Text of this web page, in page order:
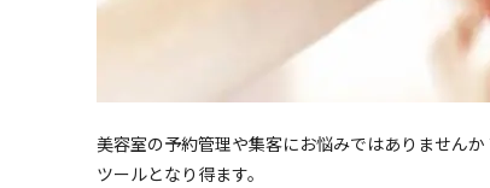
美容室の予約管理や集客にお悩みではありません
ツールとなり得ます。